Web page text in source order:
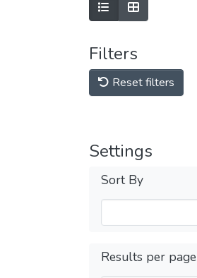
Filters
Reset filters
Settings
Sort By
Results per page